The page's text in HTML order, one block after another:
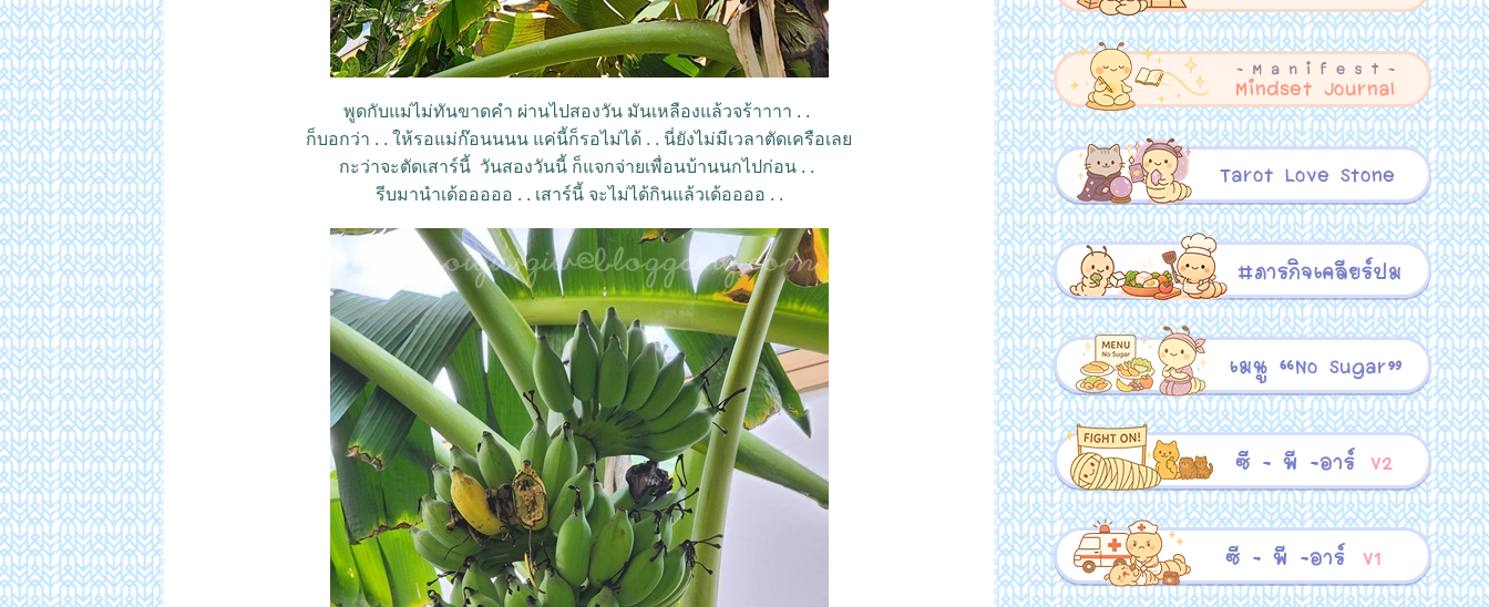
พูดกับแม่ไม่ทันขาดคำ ผ่านไปสองวัน มันเหลืองแล้วจร้าาาา . .
ก็บอกว่า . . ให้รอแม่ก๊อนนนน แค่นี้ก็รอไม่ได้ . . นี่ยังไม่มีเวลาตัดเครือเล
กะว่าจะตัดเสาร์นี้ วันสองวันนี้ ก็แจกจ่ายเพื่อนบ้านนกไปก่อน . .
รีบมานำเด้อออออ . . เสาร์นี้ จะไม่ได้กินแล้วเด้ออออ . .